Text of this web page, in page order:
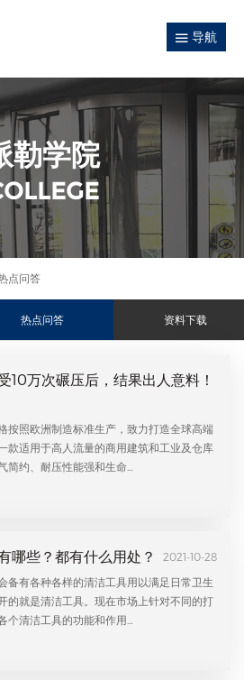
导航
勒学院
点问答
热点问答 资料下载
10万次碾压后，结果出人意料！
按照欧洲制造标准生产，致力打造全球高端
款适用于高人流量的商用建筑和工业及仓库
简约、耐压性能强和生命…
哪些？都有什么用处？
2021-10-28
有各种各样的清洁工具用以满足日常卫生
的就是清洁工具。现在市场上针对不同的打
个清洁工具的功能和作用…